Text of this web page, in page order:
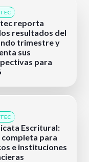
reporta
resultados del
trimestre y
sus
para
Escritural:
completa para
e instituciones